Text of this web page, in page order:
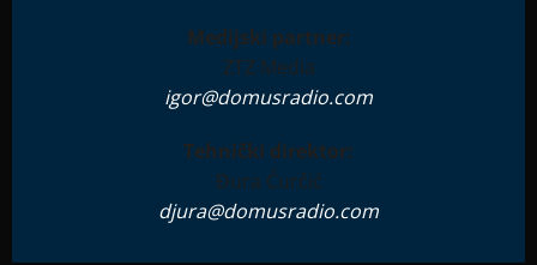
Medijski partner:
ZTZ Media
igor@domusradio.com
Tehnički direktor:
Đura Ćurčić
djura@domusradio.com